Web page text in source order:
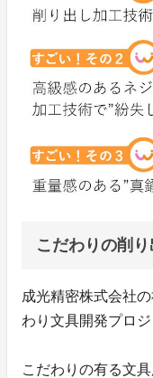
こだわりの削
成光精密株式会社
わり文具開発プロジ
こだわりの有る文